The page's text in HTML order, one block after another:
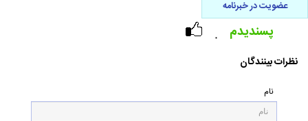
عضویت در خبرنامه
۰ پسندیدم
نظرات بینندگان
نام